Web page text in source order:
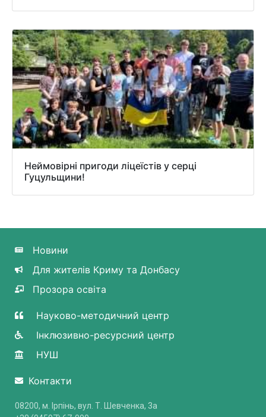
Неймовірні пригоди ліцеїстів у серці
Гуцульщини!
Новини
Для жителів Криму та Донбасу
Прозора освіта
Науково-методичний центр
Інклюзивно-ресурсний центр
НУШ
Контакти
08200, м. Ірпінь, вул. Т. Шевченка, 3a